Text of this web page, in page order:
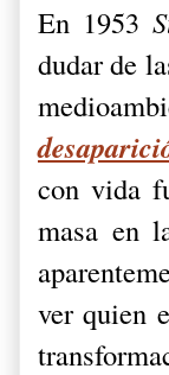
En 1953
dudar de
con vida
masa en
ver quien